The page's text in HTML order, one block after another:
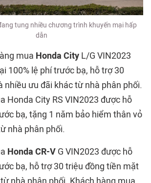
tung nhiều chương trình khuyến mại hấp
dẫn
mua Honda City L/G VIN2023
100% lệ phí trước bạ, hỗ trợ 30
nhiều ưu đãi khác từ nhà phân phối.
Honda City RS VIN2023 được hỗ
bạ, tặng 1 năm bảo hiểm thân vỏ
nhà phân phối.
Honda CR-V G VIN2023 được hỗ
bạ, hỗ trợ 30 triệu đồng tiền mặt
nhà phân phối. Khách hàng mua